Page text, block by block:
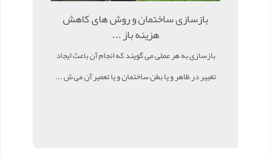
بازسازی ساختمان و روش های کاهش
هزینه باز ...
بازسازی به هر عملی می گویند که انجام آن باعث ایجاد
تغییر در ظاهر و یا بطن ساختمان و یا تعمیر آن می ش ...